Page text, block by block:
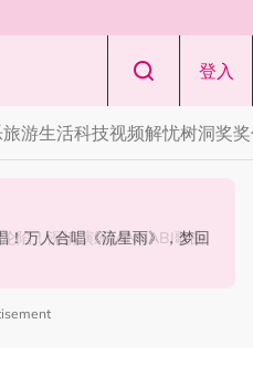
登入
旅游生活科技视频解忧树洞奖
吐心声：真相终究会浮出水
！万人合唱《流星雨》，梦回
陷！深情演绎JANNABI歌曲